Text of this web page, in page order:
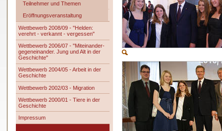
Teilnehmer und Themen
Eröffnungsveranstaltung
Wettbewerb 2008/09 - "Helden:
verehrt - verkannt - vergessen"
Wettbewerb 2006/07 - "Miteinander-
gegeneinander. Jung und Alt in der
Geschichte"
Wettbewerb 2004/05 - Arbeit in der
Geschichte
Wettbewerb 2002/03 - Migration
Wettbewerb 2000/01 - Tiere in der
Geschichte
Impressum